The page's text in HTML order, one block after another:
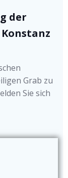
der
Grab zu
Sie sich